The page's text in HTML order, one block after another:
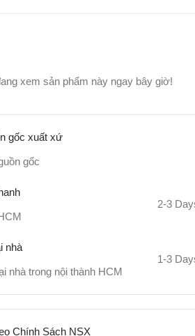
xem sản phẩm này ngay bây giờ!
gốc xuất xứ
gốc
2-3
nhà
nhà trong nội thành HCM
1-3
Chính Sách NSX